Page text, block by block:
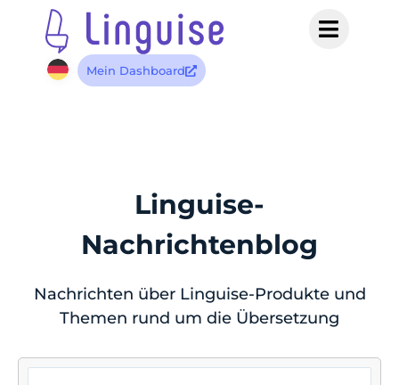
Mein Dashboard
Linguise-
Nachrichtenblog
Nachrichten über Linguise-Produkte und
Themen rund um die Übersetzung